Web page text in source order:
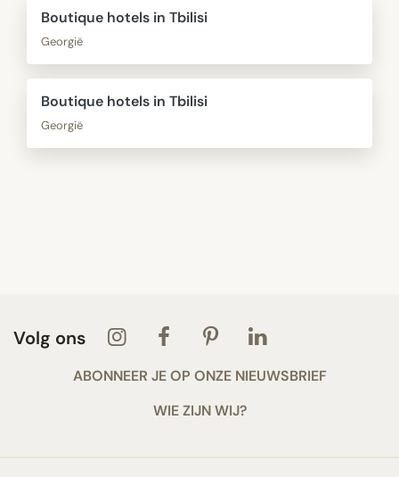
Boutique hotels in Tbilisi
Georgië
Boutique hotels in Tbilisi
Georgië
Volg ons
ABONNEER JE OP ONZE NIEUWSBRIEF
WIE ZIJN WIJ?